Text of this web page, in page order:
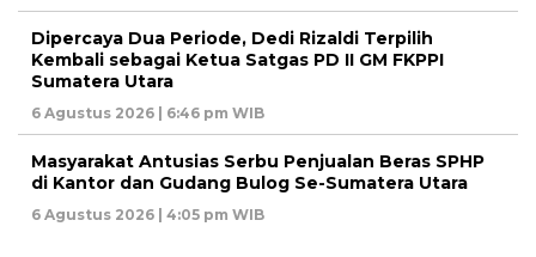
Dipercaya Dua Periode, Dedi Rizaldi Terpilih
Kembali sebagai Ketua Satgas PD II GM FKPPI
Sumatera Utara
6 Agustus 2026 | 6:46 pm WIB
Masyarakat Antusias Serbu Penjualan Beras SPHP
di Kantor dan Gudang Bulog Se-Sumatera Utara
6 Agustus 2026 | 4:05 pm WIB